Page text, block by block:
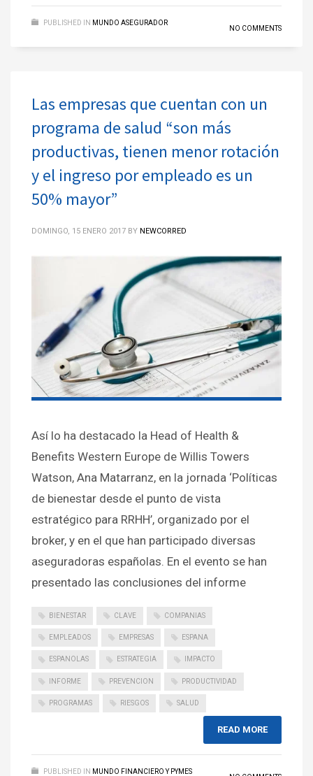
PUBLISHED IN MUNDO ASEGURADOR
NO COMMENTS
Las empresas que cuentan con un
programa de salud “son más
productivas, tienen menor rotación
y el ingreso por empleado es un
50% mayor”
DOMINGO, 15 ENERO 2017 BY NEWCORRED
Así lo ha destacado la Head of Health &
Benefits Western Europe de Willis Towers
Watson, Ana Matarranz, en la jornada ‘Políticas
de bienestar desde el punto de vista
estratégico para RRHH’, organizado por el
broker, y en el que han participado diversas
aseguradoras españolas. En el evento se han
presentado las conclusiones del informe
BIENESTAR CLAVE COMPANIAS
EMPLEADOS EMPRESAS ESPANA
ESPANOLAS ESTRATEGIA IMPACTO
INFORME PREVENCION PRODUCTIVIDAD
PROGRAMAS RIESGOS SALUD
READ MORE
PUBLISHED IN MUNDO FINANCIERO Y PYMES